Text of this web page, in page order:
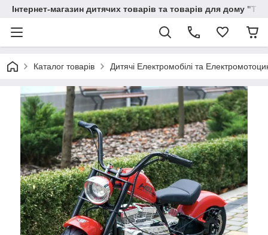
Інтернет-магазин дитячих товарів та товарів для дому
Каталог товарів Дитячі Електромобілі та